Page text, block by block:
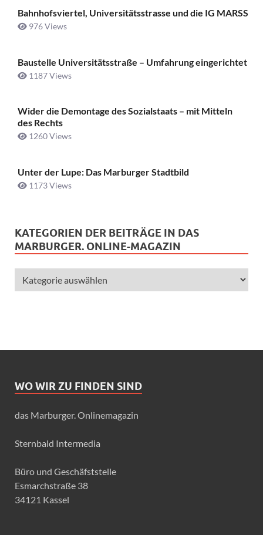
Bahnhofsviertel, Universitätsstrasse und die IG MARSS
976 Views
Baustelle Universitätsstraße ­– Umfahrung eingerichtet
1187 Views
Wider die Demontage des Sozialstaats – mit Mitteln
des Rechts
1260 Views
Unter der Lupe: Das Marburger Stadtbild
1173 Views
KATEGORIEN DER BEITRÄGE IN DAS
MARBURGER. ONLINE-MAGAZIN
WO WIR ZU FINDEN SIND
das Marburger. Onlinemagazin
Sternbald Intermedia
Büro und Geschäfststelle
Esmarchstraße 38
34121 Kassel